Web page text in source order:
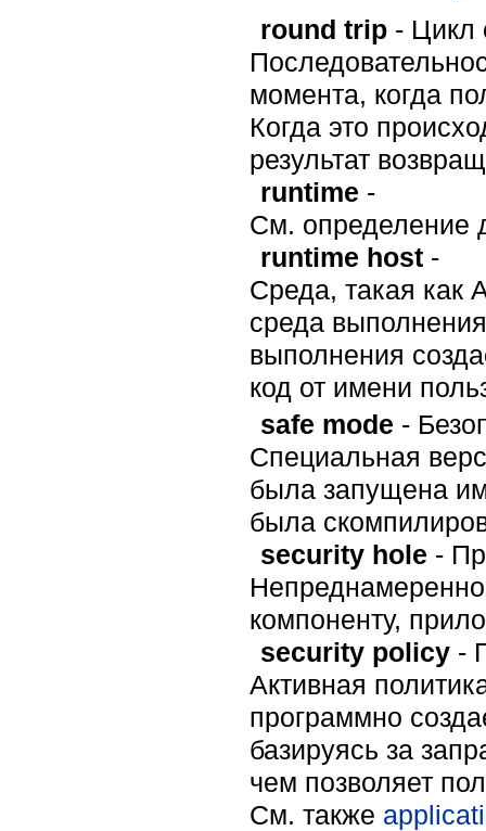
round trip - Цикл
момента, когда
Когда это
результат
runtime -
См. определение
runtime host -
Среда, такая как
среда
выполнения
код от имени
safe mode -
Специальная
была запущена
была
security hole -
компоненту,
security policy -
Активная
программно
базируясь за
чем позволяет
Cм. также